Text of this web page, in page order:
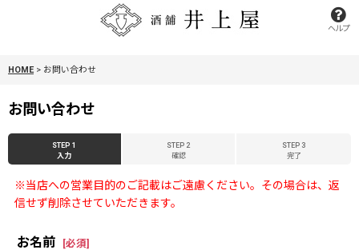
ヘルプ
HOME > お問い合わせ
お問い合わせ
STEP 1
入力
STEP 2
確認
STEP 3
完了
※当店への営業目的のご記載はご遠慮ください。その場合は、返
信せず削除させていただきます。
お名前 [必須]